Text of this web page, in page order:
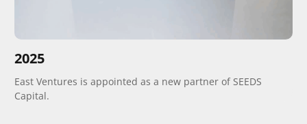
2025
East Ventures is appointed as a new partner of SEEDS
Capital.